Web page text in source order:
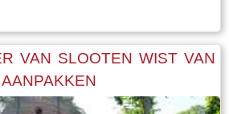
sinds een paar jaar in de
gevestigd is. Zolang de
De naam
dat de vis terplekke
VAN SLOOTEN WIST VAN
AANPAKKEN